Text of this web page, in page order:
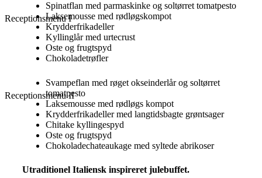
Receptionsmenu I
Spinatflan med parmaskinke og soltørret tomatpesto
Laksemousse med rødløgskompot
Krydderfrikadeller
Kyllinglår med urtecrust
Oste og frugtspyd
Chokoladetrøfler
Receptionsmenu II
Svampeflan med røget okseinderlår og soltørret
tomatpesto
Laksemousse med rødløgs kompot
Krydderfrikadeller med langtidsbagte grøntsager
Chitake kyllingespyd
Oste og frugtspyd
Chokoladechateaukage med syltede abrikoser
Utraditionel Italiensk inspireret julebuffet.